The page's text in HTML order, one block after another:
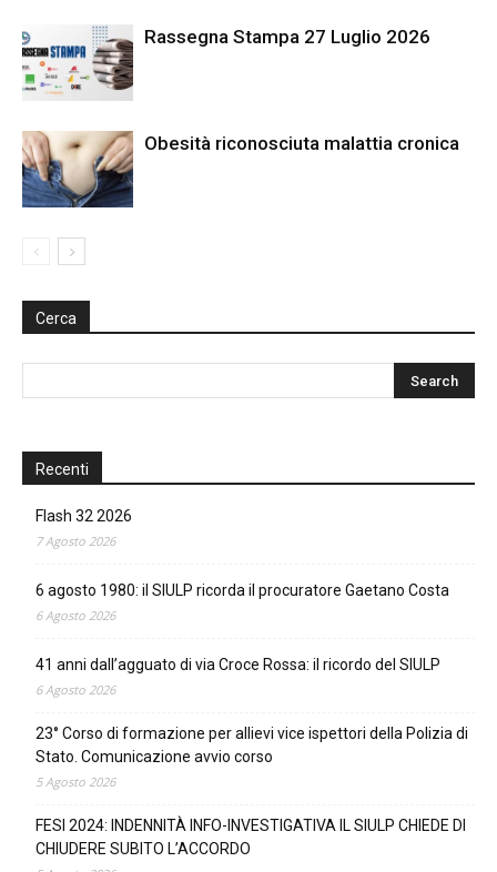
Rassegna Stampa 27 Luglio 2026
Obesità riconosciuta malattia cronica
Cerca
Recenti
Flash 32 2026
7 Agosto 2026
6 agosto 1980: il SIULP ricorda il procuratore Gaetano Costa
6 Agosto 2026
41 anni dall’agguato di via Croce Rossa: il ricordo del SIULP
6 Agosto 2026
23° Corso di formazione per allievi vice ispettori della Polizia di
Stato. Comunicazione avvio corso
5 Agosto 2026
FESI 2024: INDENNITÀ INFO-INVESTIGATIVA IL SIULP CHIEDE DI
CHIUDERE SUBITO L’ACCORDO